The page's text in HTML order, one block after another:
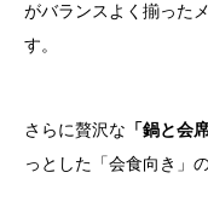
がバランスよく揃った
す。
さらに贅沢な 「鍋と会
っとした「会食向き」